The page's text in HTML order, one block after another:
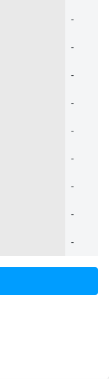
-
-
-
-
-
-
-
-
-